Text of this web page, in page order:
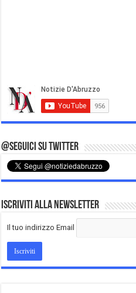
@Seguici su Twitter
Iscriviti alla Newsletter
Il tuo indirizzo Email